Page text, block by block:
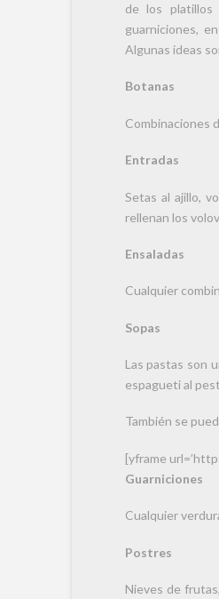
de los platillos
guarniciones,
Algunas ideas
Botanas
Combinaciones
Entradas
Setas al ajillo,
rellenan los
Ensaladas
Cualquier
Sopas
Las pastas son
espagueti al
También se
[yframe
Guarniciones
Cualquier
Postres
Nieves de